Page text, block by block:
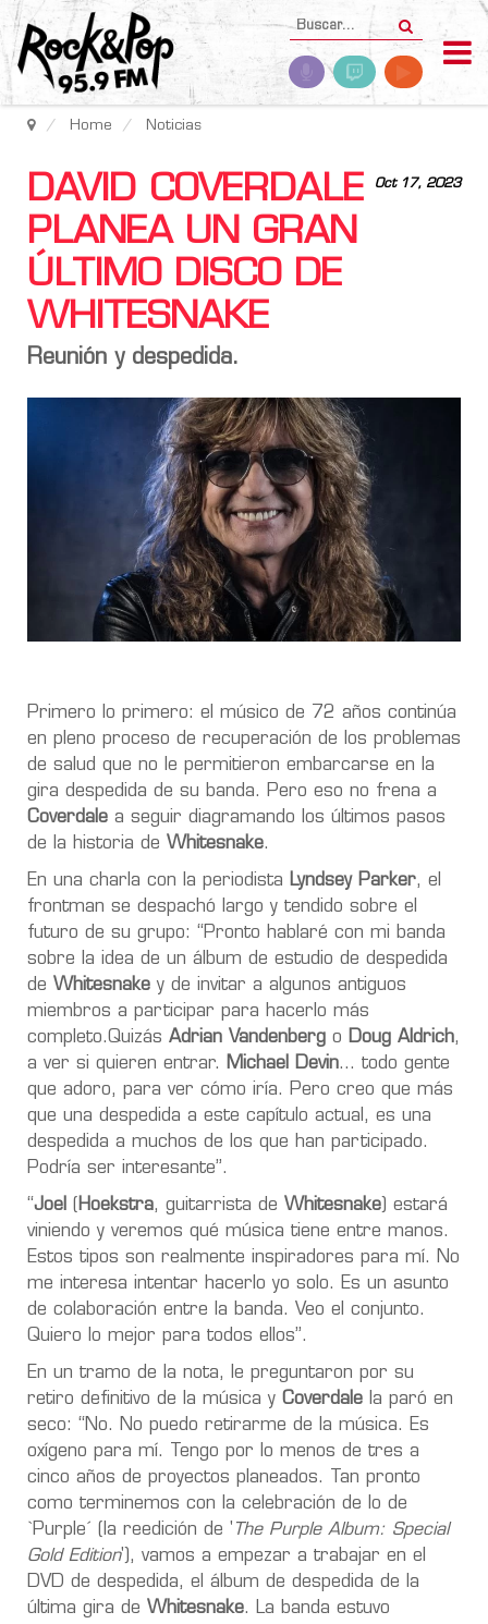
Home Noticias
Oct 17, 2023
DAVID COVERDALE
PLANEA UN GRAN
ÚLTIMO DISCO DE
WHITESNAKE
Reunión y despedida.
Primero lo primero: el músico de 72 años continúa
en pleno proceso de recuperación de los problemas
de salud que no le permitieron embarcarse en la
gira despedida de su banda. Pero eso no frena a
Coverdale a seguir diagramando los últimos pasos
de la historia de Whitesnake.
En una charla con la periodista Lyndsey Parker, el
frontman se despachó largo y tendido sobre el
futuro de su grupo: “Pronto hablaré con mi banda
sobre la idea de un álbum de estudio de despedida
de Whitesnake y de invitar a algunos antiguos
miembros a participar para hacerlo más
completo.Quizás Adrian Vandenberg o Doug Aldrich,
a ver si quieren entrar.
Michael Devin… todo gente
que adoro, para ver cómo iría. Pero creo que más
que una despedida a este capítulo actual, es una
despedida a muchos de los que han participado.
Podría ser interesante”.
“Joel Hoekstra, guitarrista de Whitesnake ) estará
viniendo y veremos qué música tiene entre manos.
Estos tipos son realmente inspiradores para mí. No
me interesa intentar hacerlo yo solo. Es un asunto
de colaboración entre la banda. Veo el conjunto.
Quiero lo mejor para todos ellos”.
En un tramo de la nota, le preguntaron por su
retiro definitivo de la música y Coverdale la paró en
seco: “No. No puedo retirarme de la música. Es
oxígeno para mí. Tengo por lo menos de tres a
cinco años de proyectos planeados. Tan pronto
como terminemos con la celebración de lo de
`Purple´ (la reedición de ' The Purple Album: Special
Gold Edition'), vamos a empezar a trabajar en el
DVD de despedida, el álbum de despedida de la
última gira de Whitesnake. La banda estuvo